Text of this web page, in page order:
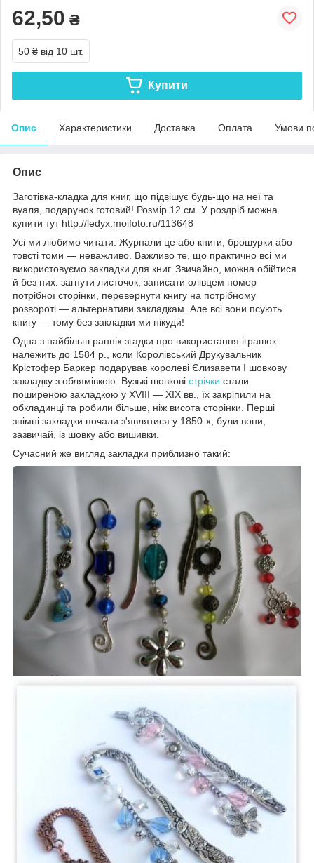
62,50 ₴
50 ₴ від 10 шт.
Купити
Опис Характеристики Доставка Оплата Умови
Опис
Заготівка-кладка для книг, що підвішує будь-що на неї та
вуаля, подарунок готовий! Розмір 12 см. У роздріб можна
купити тут http://ledyx.moifoto.ru/113648
Усі ми любимо читати. Журнали це або книги, брошурки або
товсті томи — неважливо. Важливо те, що практично всі ми
використовуємо закладки для книг. Звичайно, можна обійтися
й без них: загнути листочок, записати олівцем номер
потрібної сторінки, перевернути книгу на потрібному
розвороті — альтернативи закладкам. Але всі вони псують
книгу — тому без закладки ми нікуди!
Одна з найбільш ранніх згадки про використання іграшок
належить до 1584 р., коли Королівський Друкувальник
Крістофер Баркер подарував королеві Єлизавети I шовкову
закладку з облямівкою. Вузькі шовкові стрічки стали
поширеною закладкою у XVIII — XIX вв., їх закріпили на
обкладинці та робили більше, ніж висота сторінки. Перші
знімні закладки почали з'являтися у 1850-х, були вони,
зазвичай, із шовку або вишивки.
Сучасний же вигляд закладки приблизно такий: